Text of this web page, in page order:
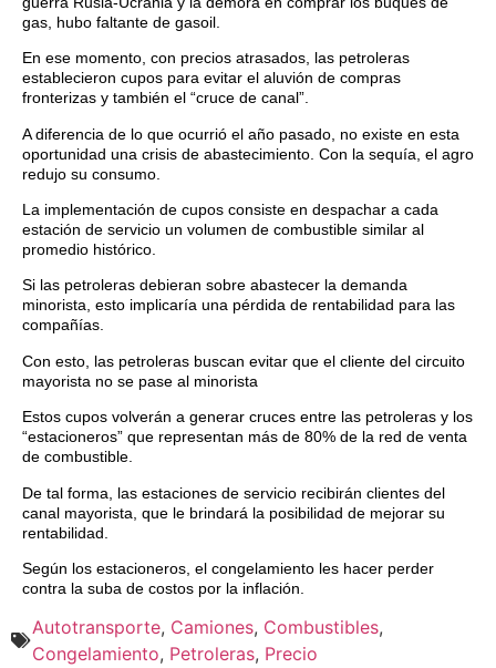
gas, hubo faltante de gasoil.
En ese momento, con precios atrasados, las petroleras
establecieron cupos para evitar el aluvión de compras
fronterizas y también el “cruce de canal”.
A diferencia de lo que ocurrió el año pasado, no existe en esta
oportunidad una crisis de abastecimiento. Con la sequía, el agro
redujo su consumo.
La implementación de cupos consiste en despachar a cada
estación de servicio un volumen de combustible similar al
promedio histórico.
Si las petroleras debieran sobre abastecer la demanda
minorista, esto implicaría una pérdida de rentabilidad para las
compañías.
Con esto, las petroleras buscan evitar que el cliente del circuito
mayorista no se pase al minorista
Estos cupos volverán a generar cruces entre las petroleras y los
“estacioneros” que representan más de 80% de la red de venta
de combustible.
De tal forma, las estaciones de servicio recibirán clientes del
canal mayorista, que le brindará la posibilidad de mejorar su
rentabilidad.
Según los estacioneros, el congelamiento les hacer perder
contra la suba de costos por la inflación.
Autotransporte, Camiones, Combustibles,
Congelamiento, Petroleras, Precio